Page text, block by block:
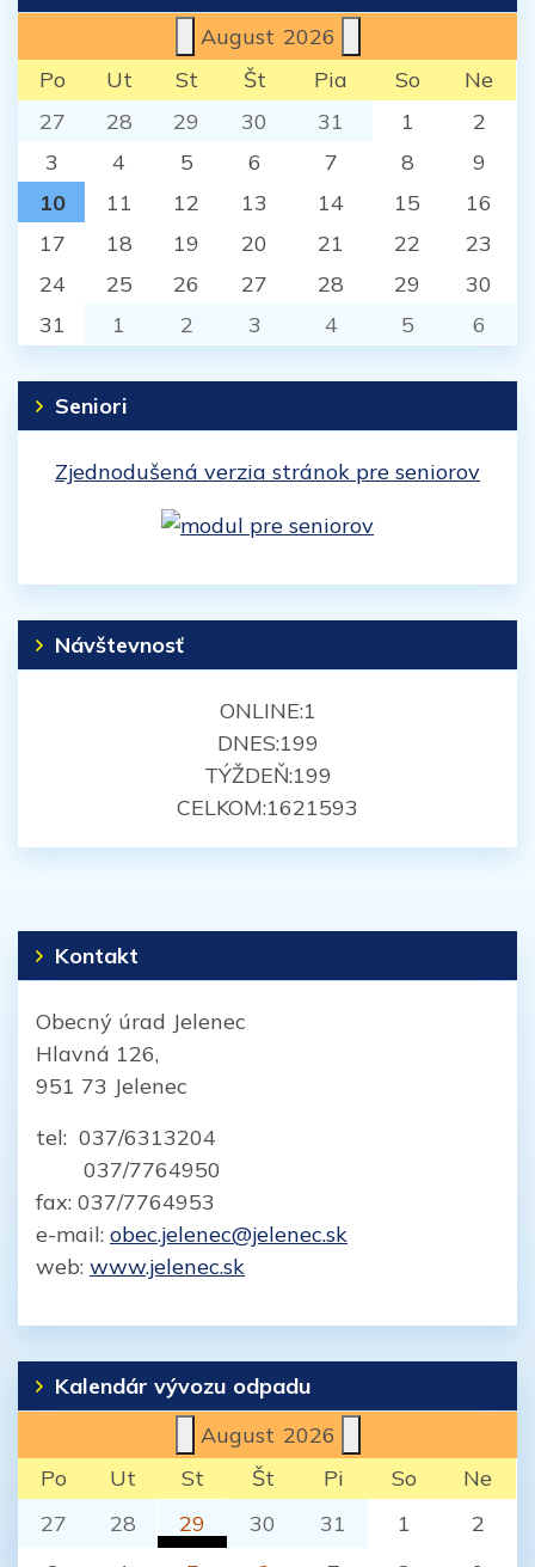
August 2026
Po
Ut St Št Pia So
Ne
27
28 29 30 31 1
2
3
4 5 6 7 8
9
10
11 12 13 14 15
16
17
18 19 20 21 22
23
24
25 26 27 28 29
30
31
1 2 3 4 5 6
Seniori
Zjednodušená verzia stránok pre seniorov
Návštevnosť
ONLINE:1
DNES:199
TÝŽDEŇ:199
CELKOM:1621593
Kontakt
Obecný úrad Jelenec
Hlavná 126,
951 73 Jelenec
tel: 037/6313204
037/7764950
fax: 037/7764953
e-mail: obec.jelenec@jelenec.sk
web: www.jelenec.sk
Kalendár vývozu odpadu
August 2026
Po
Ut St Št Pi So
Ne
27
28
29
30 31 1
2